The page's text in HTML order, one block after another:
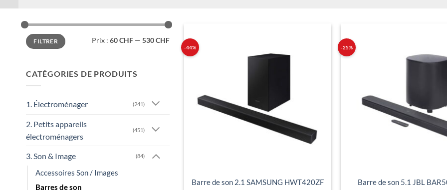
Prix
min
Prix
maxFILTRER Prix : 60 CHF— 530 CHF
CATÉGORIES DE PRODUITS
1. Électroménager (241)
2. Petits appareils
électroménagers
(451)
3. Son & Image (84)
Accessoires Son / Images
Barres de son
-44%
Barre de son 2.1 SAMSUNG HWT420ZF
-25%
Barre de son 5.1 JBL